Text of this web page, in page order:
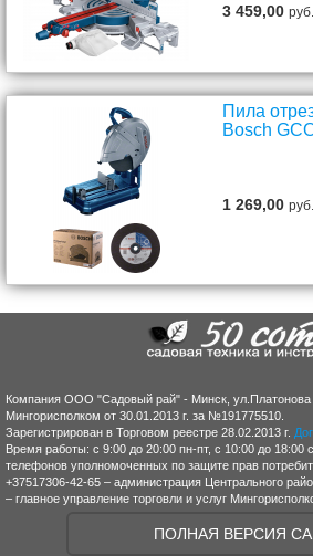
3 459,00руб.
Пила
Bosch
1 269,00руб.
Компания ООО "Садовый рай" - Минск, ул.Платонова
Мингорисполком от 30.01.2013 г. за №191775510.
Зарегистрирован в Торговом реестре 28.02.2013 г.
Время работы: с 9:00 до 20:00 пн-пт, с 10:00 до 18:00
телефонов уполномоченных по защите прав
+37517306-42-65 – администрация Центрального
– главное управление торговли и услуг
ПОЛНАЯ ВЕРСИЯ